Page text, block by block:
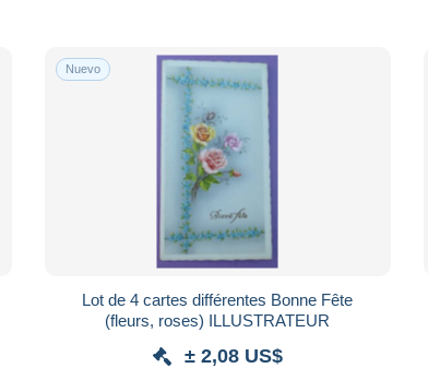
Nuevo
Lot de 4 cartes différentes Bonne Fête
(fleurs, roses) ILLUSTRATEUR
± 2,08 US$